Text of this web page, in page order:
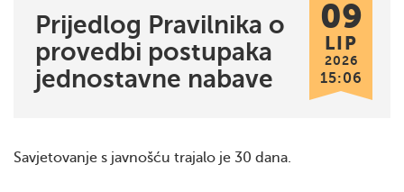
Prijedlog Pravilnika o
provedbi postupaka
jednostavne nabave
09
LIP
2026
15:06
Savjetovanje s javnošću trajalo je 30 dana.